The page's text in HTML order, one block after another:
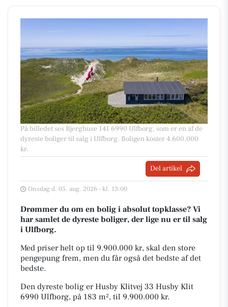
På billedet ses Bjerghuse 141 6990 Ulfborg, som er en af de
dyreste boliger til salg i Ulfborg. Boligen koster 4.600.000
kr.
Del artikel
Onsdag d. 05. aug. 2026 - kl. 13:00
Drømmer du om en bolig i absolut topklasse? Vi
har samlet de dyreste boliger, der lige nu er til salg
i Ulfborg.
Med priser helt op til 9.900.000 kr, skal den store
pengepung frem, men du får også det bedste af det
bedste.
Den dyreste bolig er Husby Klitvej 33 Husby Klit
6990 Ulfborg, på 183 m², til 9.900.000 kr.